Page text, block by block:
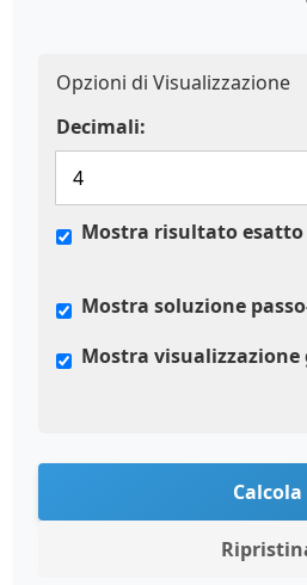
Opzioni di Visualizzazione
Decimali:
Mostra risultato
Mostra soluzione
Mostra visualizzazione
Calcola